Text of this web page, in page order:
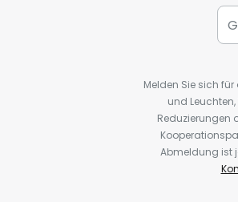
Melden Sie sich
und
Reduzierungen
Abmeldung ist